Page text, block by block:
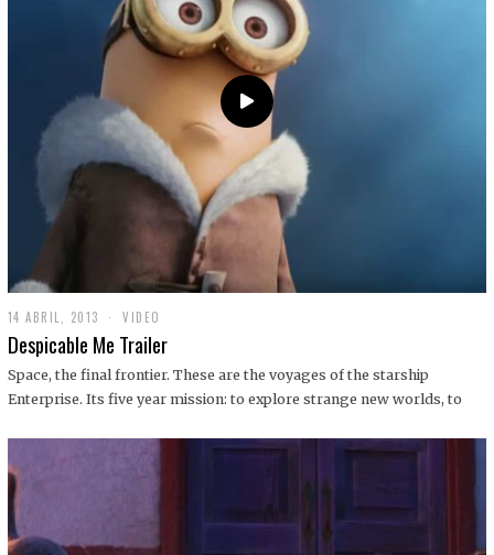
14 ABRIL, 2013
9
D
C
I
1
VIDEO
Despicable Me Trailer
Space, the final frontier. These are the voyages of the starship
Enterprise. Its five year mission: to explore strange new worlds, to